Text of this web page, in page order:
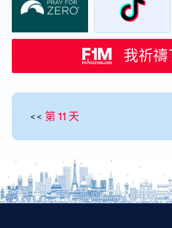
我祈禱
<< 第 11 天